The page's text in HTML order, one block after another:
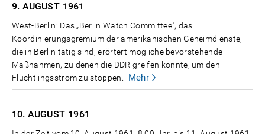
9. AUGUST 1961
West-Berlin: Das „Berlin Watch Committee", das
Koordinierungsgremium der amerikanischen Geheimdienste,
die in Berlin tätig sind, erörtert mögliche bevorstehende
Maßnahmen, zu denen die DDR greifen könnte, um den
Flüchtlingsstrom zu stoppen.
Mehr
10. AUGUST 1961